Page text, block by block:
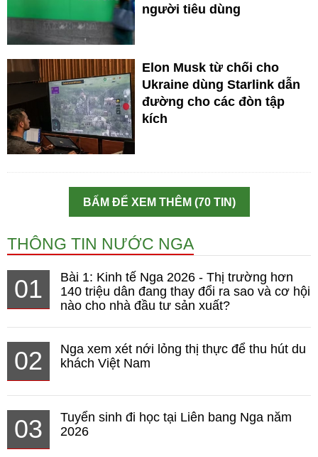
người tiêu dùng
Elon Musk từ chối cho
Ukraine dùng Starlink dẫn
đường cho các đòn tập
kích
BẤM ĐỂ XEM THÊM (70 TIN)
THÔNG TIN NƯỚC NGA
01
Bài 1: Kinh tế Nga 2026 - Thị trường hơn
140 triệu dân đang thay đổi ra sao và cơ hội
nào cho nhà đầu tư sản xuất?
02
Nga xem xét nới lỏng thị thực để thu hút du
khách Việt Nam
03
Tuyển sinh đi học tại Liên bang Nga năm
2026